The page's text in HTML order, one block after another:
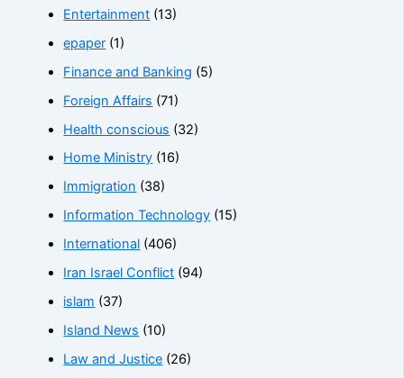
Entertainment (13)
epaper (1)
Finance and Banking (5)
Foreign Affairs (71)
Health conscious (32)
Home Ministry (16)
Immigration (38)
Information Technology (15)
International (406)
Iran Israel Conflict (94)
islam (37)
Island News (10)
Law and Justice (26)